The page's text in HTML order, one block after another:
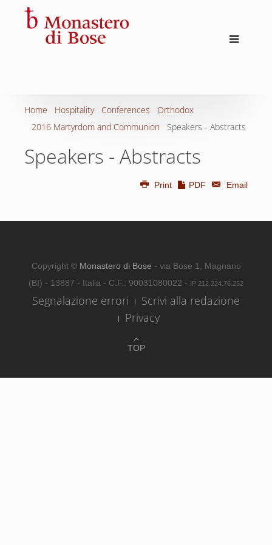
Home Hospitality Conferences
Orthodox
2016 Martyrdom and Communion
Speakers - Abstracts
Speakers - Abstracts
Print PDF Email
TOP
Copyright © Monastero di Bose - via Bose 1, Magnano
(BI) - 13887 - Italia - C.F.: 90031080022 - IP 212.224.76.252
Segnalazione errori
Scrivi alla redazione
Privacy